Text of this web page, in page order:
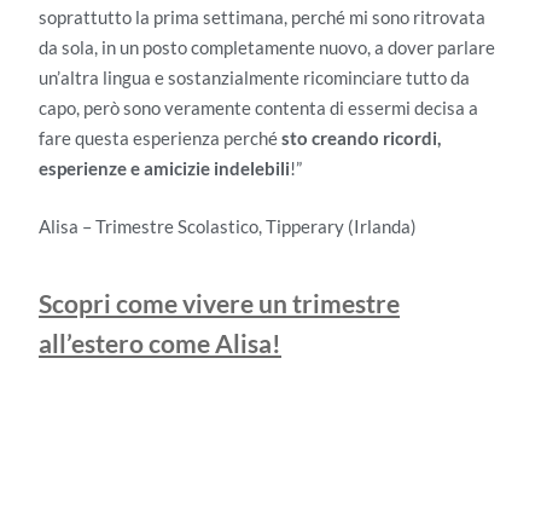
soprattutto la prima settimana, perché mi sono ritrovata
da sola, in un posto completamente nuovo, a dover parlare
un’altra lingua e sostanzialmente ricominciare tutto da
capo, però sono veramente contenta di essermi decisa a
fare questa esperienza perchésto creando ricordi,
esperienze e amicizie indelebili!”
Alisa – Trimestre Scolastico, Tipperary (Irlanda)
Scopri come vivere un trimestre
all’estero come Alisa!